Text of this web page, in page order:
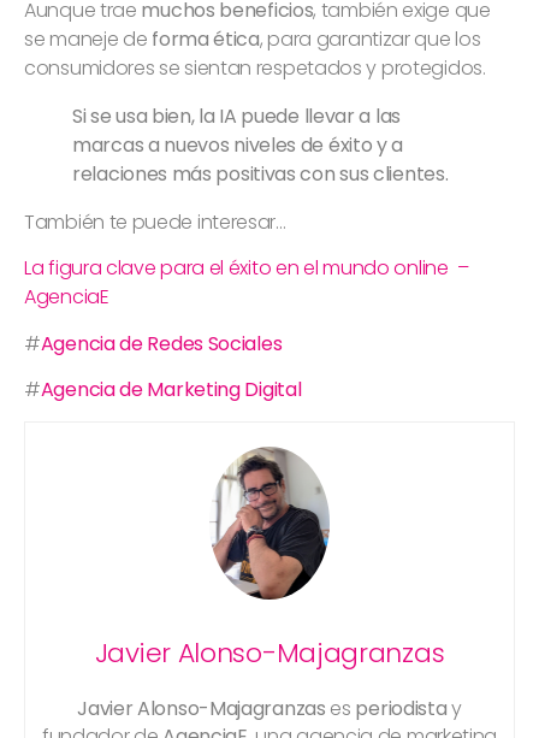
Aunque trae muchos beneficios, también exige que
se maneje de forma ética, para garantizar que los
consumidores se sientan respetados y protegidos.
Si se usa bien, la IA puede llevar a las
marcas a nuevos niveles de éxito y a
relaciones más positivas con sus clientes.
También te puede interesar…
La figura clave para el éxito en el mundo online –
AgenciaE
#Agencia de Redes Sociales
#Agencia de Marketing Digital
Javier Alonso-Majagranzas
Javier Alonso-Majagranzas es periodistay